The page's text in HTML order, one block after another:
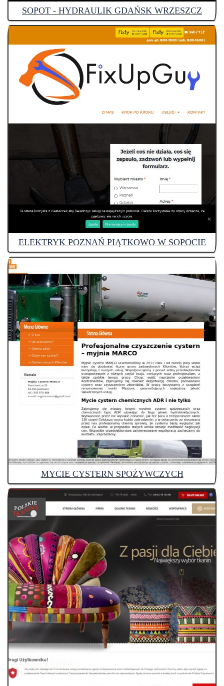
SOPOT - HYDRAULIK GDAŃSK WRZESZCZ
ELEKTRYK POZNAŃ PIĄTKOWO W SOPOCIE
MYCIE CYSTERN SPOŻYWCZYCH